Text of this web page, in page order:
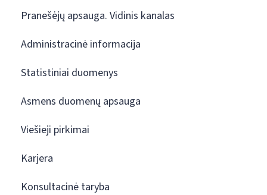
Pranešėjų apsauga. Vidinis kanalas
Administracinė informacija
Statistiniai duomenys
Asmens duomenų apsauga
Viešieji pirkimai
Karjera
Konsultacinė taryba